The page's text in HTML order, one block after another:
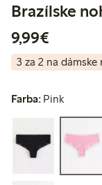
Brazílske
9,99€
3 za 2 na
Farba: Pink